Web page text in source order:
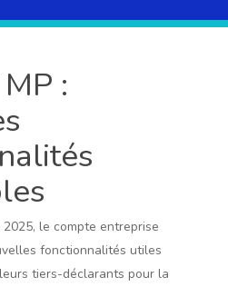
:
le compte entreprise
fonctionnalités utiles
tiers-déclarants pour la